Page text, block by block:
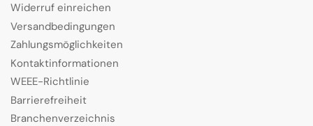
Widerruf einreichen
Versandbedingungen
Zahlungsmöglichkeiten
Kontaktinformationen
WEEE-Richtlinie
Barrierefreiheit
Branchenverzeichnis